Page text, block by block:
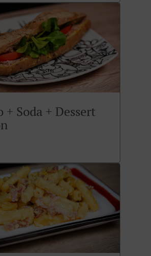
+ Soda + Dessert